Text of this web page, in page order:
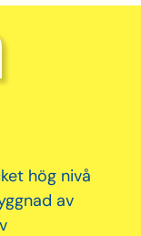
hög nivå
av